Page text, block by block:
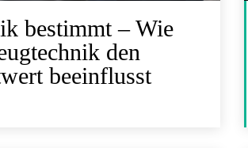
bestimmt – Wie
den
beeinflusst